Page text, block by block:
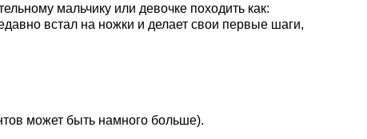
мальчику или девочке походить как:
встал на ножки и делает свои первые шаги,
может быть намного больше).